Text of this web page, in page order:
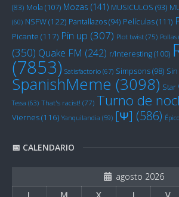
(83) Mola (107) Mozas (141) MUSICULOS (93)
(60) NSFW(122) Pantallazos(94) Películas(111)
Picante (117) Pin up (307) Plot twist (75) Pollas
(350) Quake FM (242) r/Interesting(100)
(7853) Satisfactorio (67) Simpsons(98)
SpanishMeme (3098) Star
Tessa (63) That's racist! (77) Turno de
Viernes(116) Yanquilandia (59) [Ψ] (586) Épico
📅 CALENDARIO
agosto 2026
L
M X J V